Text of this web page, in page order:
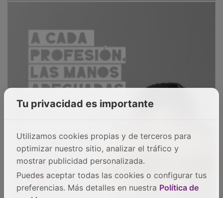
Tu privacidad es importante
Utilizamos cookies propias y de terceros para
optimizar nuestro sitio, analizar el tráfico y
mostrar publicidad personalizada.
Puedes aceptar todas las cookies o configurar tus
preferencias. Más detalles en nuestra Política de